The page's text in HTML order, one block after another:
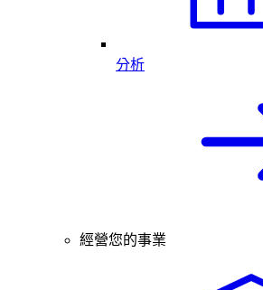
分析
經營您的事業